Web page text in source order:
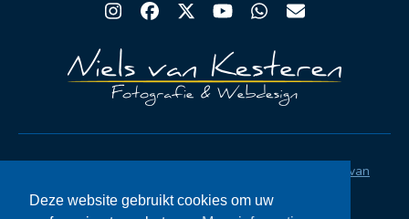
Instagram
Facebook
TwitterYouTubeWhatsapp
Email
Niels van
Kesteren
Privacystatement AVG
Deze website gebruikt cookies om uw